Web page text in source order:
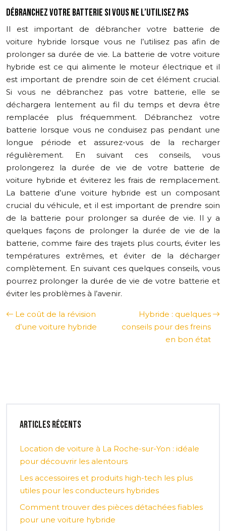
DÉBRANCHEZ VOTRE BATTERIE SI VOUS NE L’UTILISEZ PAS
Il est important de débrancher votre batterie de
voiture hybride lorsque vous ne l’utilisez pas afin de
prolonger sa durée de vie. La batterie de votre voiture
hybride est ce qui alimente le moteur électrique et il
est important de prendre soin de cet élément crucial.
Si vous ne débranchez pas votre batterie, elle se
déchargera lentement au fil du temps et devra être
remplacée plus fréquemment. Débranchez votre
batterie lorsque vous ne conduisez pas pendant une
longue période et assurez-vous de la recharger
régulièrement. En suivant ces conseils, vous
prolongerez la durée de vie de votre batterie de
voiture hybride et éviterez les frais de remplacement.
La batterie d’une voiture hybride est un composant
crucial du véhicule, et il est important de prendre soin
de la batterie pour prolonger sa durée de vie. Il y a
quelques façons de prolonger la durée de vie de la
batterie, comme faire des trajets plus courts, éviter les
températures extrêmes, et éviter de la décharger
complètement. En suivant ces quelques conseils, vous
pourrez prolonger la durée de vie de votre batterie et
éviter les problèmes à l’avenir.
Le coût de la révision
d’une voiture hybride
Hybride : quelques
conseils pour des freins
en bon état
Articles récents
Location de voiture à La Roche-sur-Yon : idéale
pour découvrir les alentours
Les accessoires et produits high-tech les plus
utiles pour les conducteurs hybrides
Comment trouver des pièces détachées fiables
pour une voiture hybride